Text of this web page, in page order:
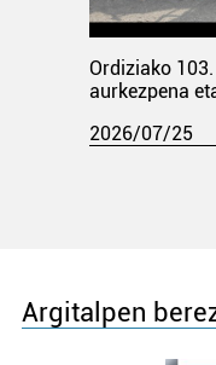
Ordiziako
aurkezpena
2026/07/25
Argitalpen